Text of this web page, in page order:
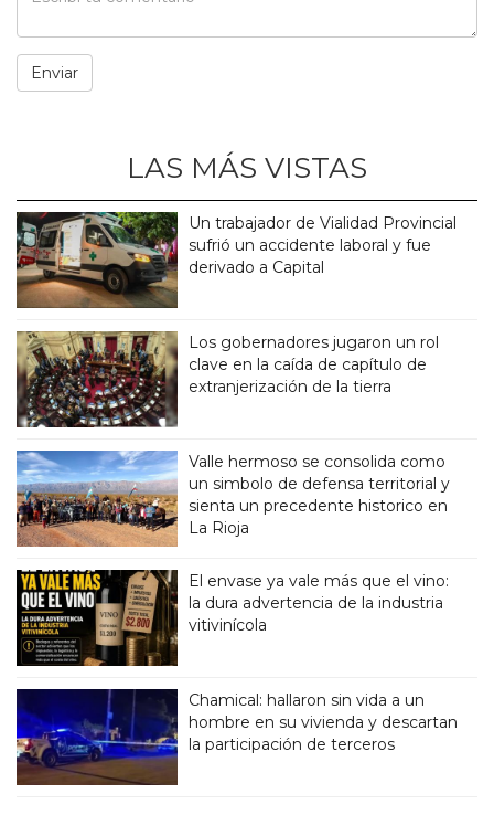
LAS MÁS VISTAS
Un trabajador de Vialidad Provincial
sufrió un accidente laboral y fue
derivado a Capital
Los gobernadores jugaron un rol
clave en la caída de capítulo de
extranjerización de la tierra
Valle hermoso se consolida como
un simbolo de defensa territorial y
sienta un precedente historico en
La Rioja
El envase ya vale más que el vino:
la dura advertencia de la industria
vitivinícola
Chamical: hallaron sin vida a un
hombre en su vivienda y descartan
la participación de terceros